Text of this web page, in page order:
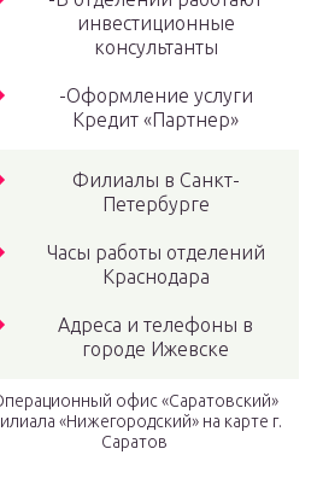
инвестиционные
консультанты
-Оформление услуги
Кредит «Партнер»
Филиалы в Санкт-
Петербурге
Часы работы отделений
Краснодара
Адреса и телефоны в
городе Ижевске
офис «Саратовский»
«Нижегородский» на карте г.
Саратов